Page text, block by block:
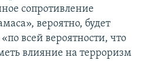
сопротивление
вероятно, будет
всей вероятности, что
влияние на терроризм